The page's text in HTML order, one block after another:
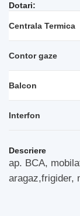
Dotari:
Centrala Termica
Contor gaze
Balcon
Interfon
Descriere
ap. BCA,
aragaz,frigider,